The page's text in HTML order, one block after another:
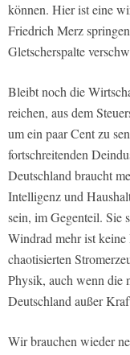
können. Hier ist eine
Friedrich Merz
Gletscherspalte
Bleibt noch die
reichen, aus dem
um ein paar Cent zu
fortschreitenden
Deutschland braucht
Intelligenz und
sein, im Gegenteil. Sie
Windrad mehr ist
chaotisierten
Physik, auch wenn die
Deutschland außer
Wir brauchen wieder